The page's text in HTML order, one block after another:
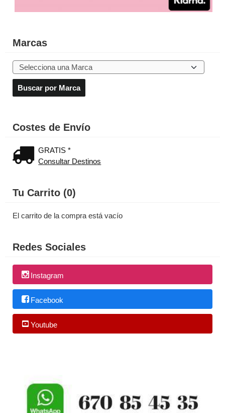
Marcas
Costes de Envío
GRATIS *
Consultar Destinos
Tu Carrito (0)
El carrito de la compra está vacío
Redes Sociales
Instagram
Facebook
Youtube